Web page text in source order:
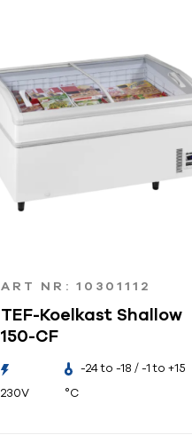
ART NR: 10301112
TEF-Koelkast Shallow
150-CF
230V
-24 to -18 / -1 to +15
°C